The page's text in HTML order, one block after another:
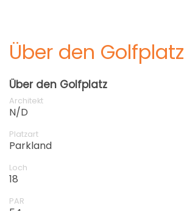
Über den Golfplatz
Über den Golfplatz
Architekt
N/D
Platzart
Parkland
Loch
18
PAR